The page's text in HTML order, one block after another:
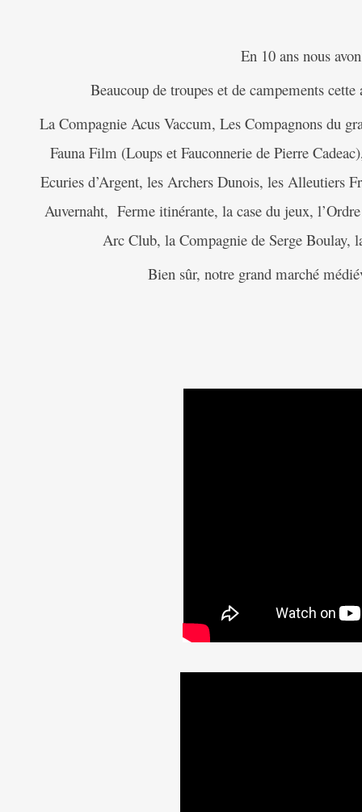
En 10 ans nous
Beaucoup de troupes et de campements
La Compagnie Acus Vaccum, Les Compagnons du
Fauna Film (Loups et Fauconnerie de Pierre
Ecuries d’Argent, les Archers Dunois, les Alleutiers
Auvernaht, Ferme itinérante, la case du jeux,
Arc Club, la Compagnie de Serge
Bien sûr, notre grand marché